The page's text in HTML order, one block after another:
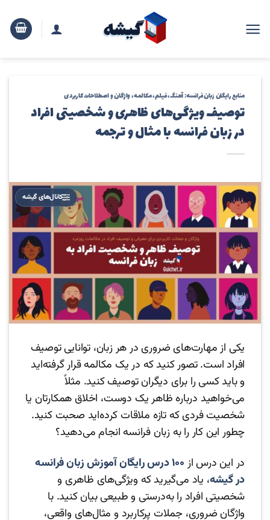
منابع رایگان زبان فرانسه: آهنگ، فیلم، مکالمه، واژگان و اصطلاحات کاربردی
توصیف ویژگی‌های ظاهری و شخصیتی افراد
در زبان فرانسه با مثال و ترجمه
کانال‌های گیشه
یکی از مهارت‌های ضروری در هر زبان، توانایی توصیف
افراد است. تصور کنید که در یک مکالمه قرار گرفته‌اید
و باید کسی را برای دیگران توصیف کنید. مثلاً
می‌خواهید درباره ظاهر یک دوست، اخلاق همکارتان یا
شخصیت فردی که تازه ملاقات کرده‌اید صحبت کنید.
چطور این کار را به زبان فرانسه انجام می‌دهید؟
در این درس از
۱۰۰ درس رایگان آموزش زبان فرانسه
در گیشه، یاد می‌گیرید که ویژگی‌های ظاهری و
شخصیتی افراد را به‌درستی و طبیعی بیان کنید. با
واژگان ضروری، جملات پرکاربرد و مثال‌های واقعی،